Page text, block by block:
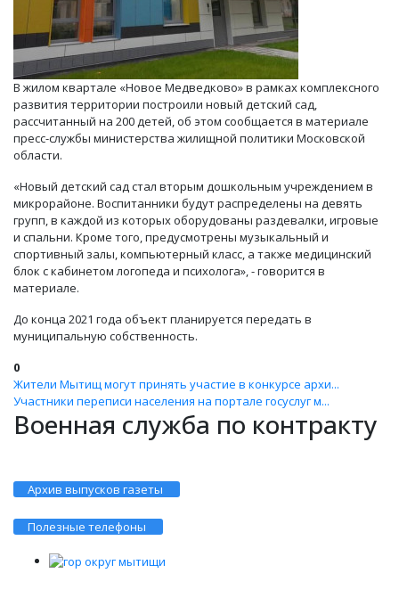
В жилом квартале «Новое Медведково» в рамках комплексного
развития территории построили новый детский сад,
рассчитанный на 200 детей, об этом сообщается в материале
пресс-службы министерства жилищной политики Московской
области.
«Новый детский сад стал вторым дошкольным учреждением в
микрорайоне. Воспитанники будут распределены на девять
групп, в каждой из которых оборудованы раздевалки, игровые
и спальни. Кроме того, предусмотрены музыкальный и
спортивный залы, компьютерный класс, а также медицинский
блок с кабинетом логопеда и психолога», - говорится в
материале.
До конца 2021 года объект планируется передать в
муниципальную собственность.
0
Жители Мытищ могут принять участие в конкурсе архи...
Участники переписи населения на портале госуслуг м...
Военная служба по контракту
Архив выпусков газеты
Полезные телефоны